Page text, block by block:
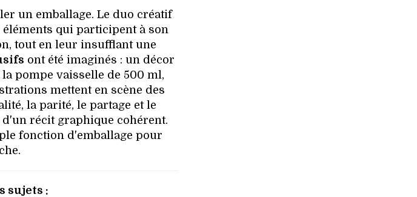
un emballage. Le duo créatif
qui participent à son
tout en leur insufflant une
ont été imaginés : un décor
pompe vaisselle de 500 ml,
mettent en scène des
la parité, le partage et le
récit graphique cohérent.
fonction d'emballage pour
sujets :